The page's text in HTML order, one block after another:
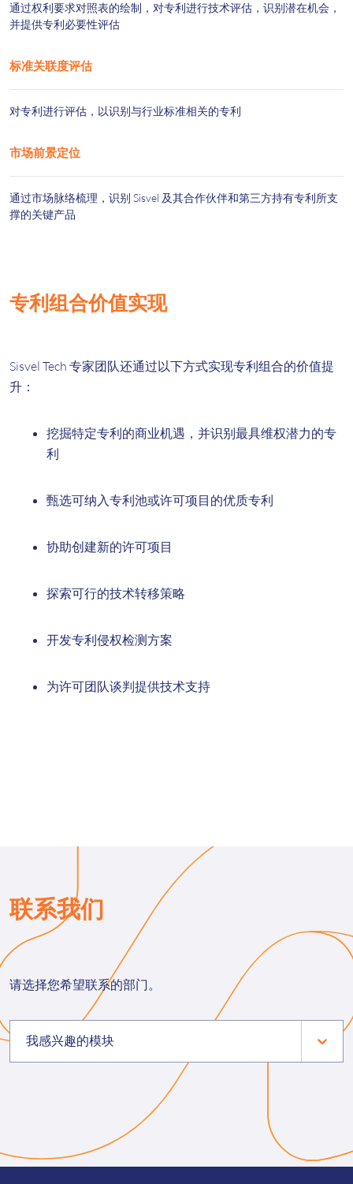
通过权利要求对照表的绘制，对专利进行技术评估，识别潜在机会，
并提供专利必要性评估
标准关联度评估
对专利进行评估，以识别与行业标准相关的专利
市场前景定位
通过市场脉络梳理，识别 Sisvel 及其合作伙伴和第三方持有专利所支
撑的关键产品
专利组合价值实现
Sisvel Tech 专家团队还通过以下方式实现专利组合的价值提
升：
挖掘特定专利的商业机遇，并识别最具维权潜力的专
利
甄选可纳入专利池或许可项目的优质专利
协助创建新的许可项目
探索可行的技术转移策略
开发专利侵权检测方案
为许可团队谈判提供技术支持
联系我们
请选择您希望联系的部门。
我感兴趣的模块